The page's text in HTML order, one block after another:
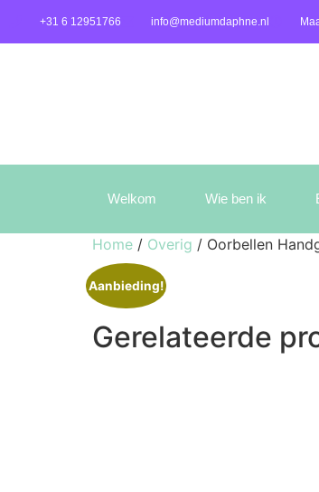
+31 6 12951766 info@mediumdaphne.nl
Welkom Wie ben ik
Home / Overig / Oorbellen
Aanbieding!
Gerelateerde